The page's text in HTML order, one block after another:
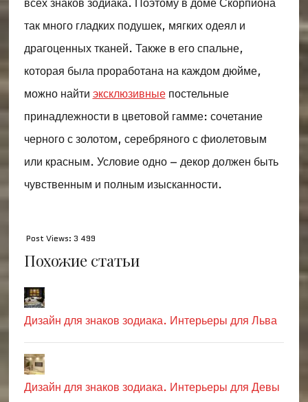
всех знаков зодиака. Поэтому в доме Скорпиона
так много гладких подушек, мягких одеял и
драгоценных тканей. Также в его спальне,
которая была проработана на каждом дюйме,
можно найти эксклюзивныепостельные
принадлежности в цветовой гамме: сочетание
черного с золотом, серебряного с фиолетовым
или красным. Условие одно – декор должен быть
чувственным и полным изысканности.
Post Views: 3 499
Похожие статьи
Дизайн для знаков зодиака. Интерьеры для Льва
Дизайн для знаков зодиака. Интерьеры для Девы